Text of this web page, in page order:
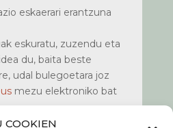
COOKIEN
eskaerari erantzuna
eskuratu, zuzendu eta
du, baita beste
udal bulegoetara joz
mezu elektroniko bat
Kontsultatu gure